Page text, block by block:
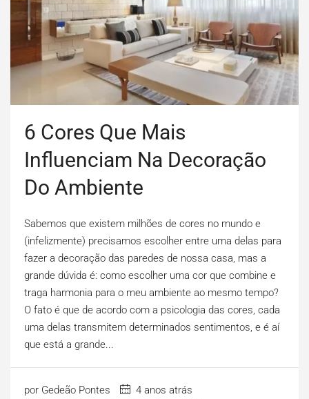
6 Cores Que Mais
Influenciam Na Decoração
Do Ambiente
Sabemos que existem milhões de cores no mundo e
(infelizmente) precisamos escolher entre uma delas para
fazer a decoração das paredes de nossa casa, mas a
grande dúvida é: como escolher uma cor que combine e
traga harmonia para o meu ambiente ao mesmo tempo?
O fato é que de acordo com a psicologia das cores, cada
uma delas transmitem determinados sentimentos, e é aí
que está a grande...
por Gedeão Pontes
4 anos atrás